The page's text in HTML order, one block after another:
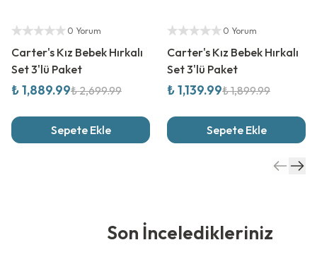
Yetkili Satıcı
0 Yorum
Carter's Kız Bebek Hırkalı
Set 3'lü Paket
₺ 1,889.99₺ 2,699.99
Sepete Ekle
Yetkili Satıcı
0 Yorum
Carter's Kız Bebek Hırkalı
Set 3'lü Paket
₺ 1,139.99₺ 1,899.99
Sepete Ekle
Son İnceledikleriniz